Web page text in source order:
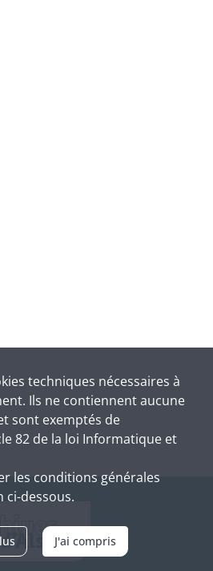
techniques nécessaires à
Ils ne contiennent aucune
sont exemptés de
82 de la loi Informatique et
les conditions générales
ci-dessous.
J'ai compris